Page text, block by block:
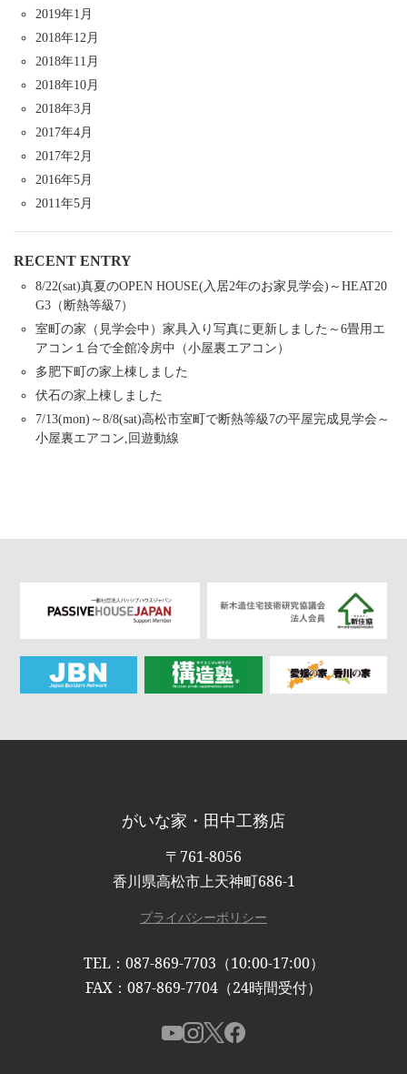
2019年1月
2018年12月
2018年11月
2018年10月
2018年3月
2017年4月
2017年2月
2016年5月
2011年5月
RECENT ENTRY
8/22(sat)真夏のOPEN HOUSE(入居2年のお家見学会)～HEAT20
G3（断熱等級7）
室町の家（見学会中）家具入り写真に更新しました～6畳用エ
アコン１台で全館冷房中（小屋裏エアコン）
多肥下町の家上棟しました
伏石の家上棟しました
7/13(mon)～8/8(sat)高松市室町で断熱等級7の平屋完成見学会～
小屋裏エアコン,回遊動線
がいな家・田中工務店
〒761-8056
香川県高松市上天神町686-1
プライバシーポリシー
TEL：087-869-7703（10:00-17:00）
FAX：087-869-7704（24時間受付）